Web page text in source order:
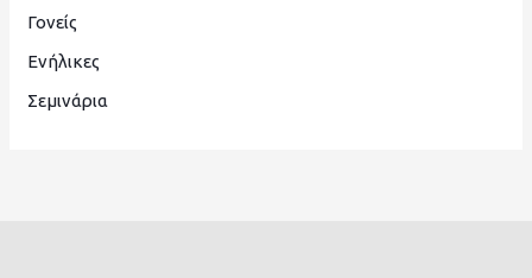
Γονείς
Ενήλικες
Σεμινάρια